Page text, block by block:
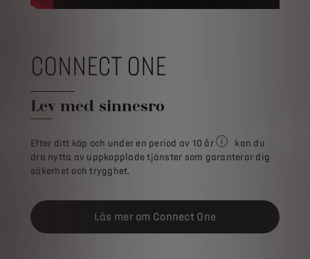
CONNECT ONE
Lev med sinnesro
Efter ditt köp och under en period av 10 år
För alla köp av nya
kan du
dra nytta av uppkopplade tjänster som garanterar dig
säkerhet och trygghet.
Läs mer om Connect One